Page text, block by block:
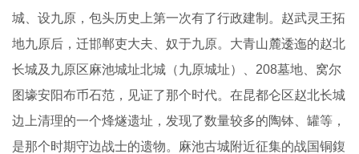
城、设九原，包头历史上第一次有了行政建制。赵武灵王拓
地九原后，迁邯郸吏大夫、奴于九原。大青山麓逶迤的赵北
长城及九原区麻池城址北城（九原城址）、208墓地、窝尔
图壕安阳布币石范，见证了那个时代。在昆都仑区赵北长城
边上清理的一个烽燧遗址，发现了数量较多的陶钵、罐等，
是那个时期守边战士的遗物。麻池古城附近征集的战国铜鍑